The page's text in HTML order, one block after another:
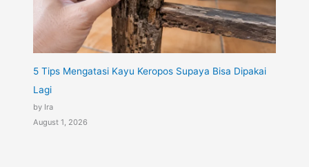
5 Tips Mengatasi Kayu Keropos Supaya Bisa Dipakai
Lagi
by Ira
August 1, 2026